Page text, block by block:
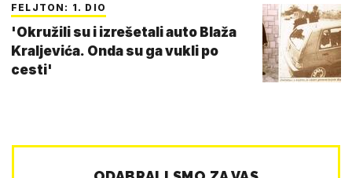
FELJTON: 1. DIO
'Okružili su i izrešetali auto Blaža
Kraljevića. Onda su ga vukli po
cesti'